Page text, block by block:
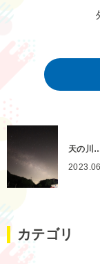
天の川
カテゴリ